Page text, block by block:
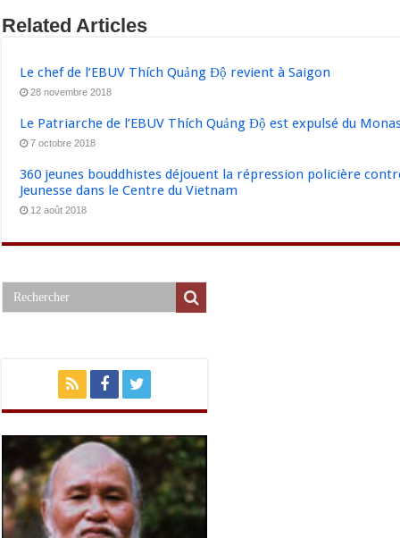
Related Articles
Le chef de l’EBUV Thích Quảng Độ revient à Saigon
28 novembre 2018
Le Patriarche de l’EBUV Thích Quảng Độ est expulsé du
7 octobre 2018
360 jeunes bouddhistes déjouent la répression policière
Jeunesse dans le Centre du Vietnam
12 août 2018